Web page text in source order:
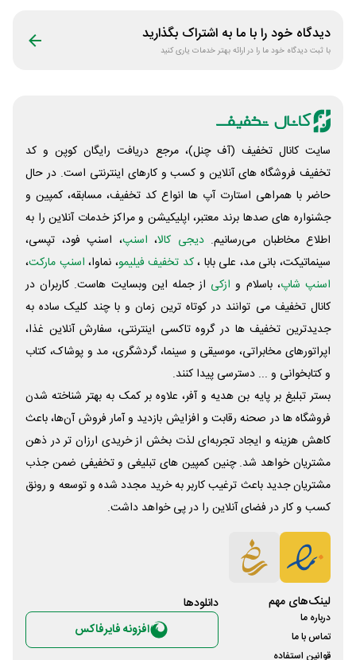
دیدگاه خود را با ما به اشتراک بگذارید
با ثبت دیدگاه خود ما را در ارائه بهتر خدمات یاری کنید
سایت کانال تخفیف (آف چنل)، مرجع دریافت رایگان کوپن و کد
تخفیف فروشگاه های آنلاین و کسب و‌ کارهای اینترنتی است. در حال
حاضر با همراهی استارت آپ ها انواع کد تخفیف، مسابقه، کمپین و
جشنواره های صدها برند معتبر، اپلیکیشن و مراکز خدمات آنلاین را به
اطلاع مخاطبان می‌رسانیم. دیجی کالا، اسنپ، اسنپ فود، تپسی،
سینماتیکت، بانی مد، علی‌ بابا ،کد تخفیف فیلیمو، نماوا، اسنپ مارکت،
اسنپ شاپ، باسلام و ازکی از جمله این وبسایت ‌هاست. کاربران در
کانال تخفیف می توانند در کوتاه ترین زمان و با چند کلیک ساده به
جدیدترین تخفیف ها در گروه تاکسی اینترنتی، سفارش آنلاین غذا،
اپراتورهای مخابراتی، موسیقی و سینما، گردشگری، مد و پوشاک، کتاب
و کتابخوانی و ... دسترسی پیدا کنند.
بستر تبلیغ بر پایه بن هدیه و آفر، علاوه بر کمک به بهتر شناخته شدن
فروشگاه ها در صحنه رقابت و افزایش بازدید و آمار فروش آن‌ها، باعث
کاهش هزینه و ایجاد تجربه‌ای لذت بخش از خریدی ارزان تر در ذهن
مشتریان خواهد شد. چنین کمپین های تبلیغی و تخفیفی ضمن جذب
مشتریان جدید باعث ترغیب کاربر به خرید مجدد شده و توسعه و رونق
کسب و کار در فضای آنلاین را در پی خواهد داشت.
لینک‌های مهم
درباره ما
تماس با ما
قوانین استفاده
دانلود‌ها
افزونه فایرفاکس